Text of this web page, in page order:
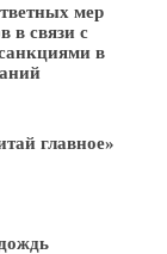
мер
в связи с
в
главное»